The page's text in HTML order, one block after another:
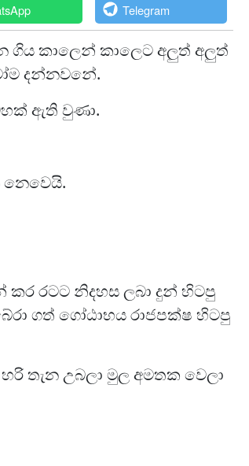
Telegram
කාලෙන් කාලෙට අලුත් අලුත්
දන්නවනේ.
ඇති වුණා.
කර රටට නිදහස ලබා දුන් හිටපු
ගත් ගෝඨාභය රාජපක්ෂ හිටපු
තැන උබලා මුල අමතක වෙලා